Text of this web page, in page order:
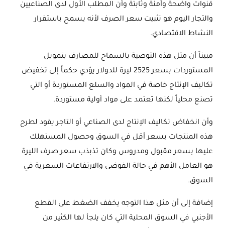
قنوات واضحة وآمنة وثابتة وأن المطلب الأول لدى الصناعيين
والتجار اليوم هو تثبيت سعر الصرف لأنه يسمح باستقرار
النشاط الاقتصادي.
مبيناً أن مثل هذه التوصية بالسماح للمصارف بتمويل
المستوردات بسعر 2525 ليرة للدولار يؤدي حكماً إلى تخفيض
تكاليف الإنتاج خاصة في المواد والسلع المستوردة أو التي
تصنع محلياً لكنها تعتمد على مواد أولية مستوردة.
وأن انخفاض تكاليف الإنتاج لدى الصناعي أو التاجر يقود لطرح
هذه المنتجات بسعر أقل في السوق وحصول المستهلك
عليها بسعر مقبول ومدروس وكان تذبذب سعر صرف الليرة
هو العامل الأهم في حالة الفوضى والارتفاعات السعرية في
السوق.
إضافة إلى أن مثل هذا التوجه يخفف الضغط على القطع
الأجنبي في السوق المحلية التي كان يلجأ لها الكثير من